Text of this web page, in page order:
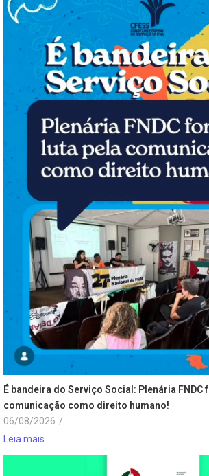
É bandeira do Serviço Social: Plenária FNDC
comunicação como direito humano!
06/08/2026 /
Leia mais